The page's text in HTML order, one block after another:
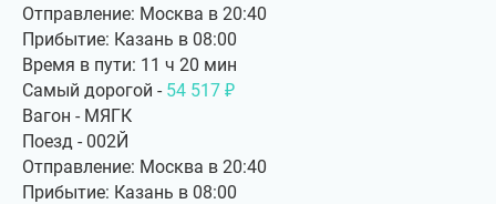
Отправление: Москва в 20:40
Прибытие: Казань в 08:00
Время в пути: 11 ч 20 мин
Самый дорогой - 54 517 ₽
Вагон - МЯГК
Поезд - 002Й
Отправление: Москва в 20:40
Прибытие: Казань в 08:00